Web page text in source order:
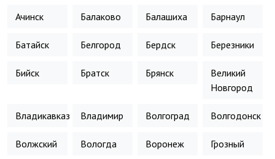
Ачинск Балаково Балашиха Барнаул
Батайск Белгород Бердск Березники
Бийск Братск Брянск
Великий
Новгород
Владикавказ Владимир Волгоград Волгодонск
Волжский Вологда Воронеж Грозный